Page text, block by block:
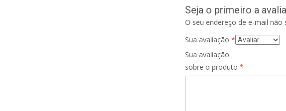
Seja o primeiro a
O seu endereço de e-mail não
Sua avaliação *
Sua avaliação
sobre o produto *